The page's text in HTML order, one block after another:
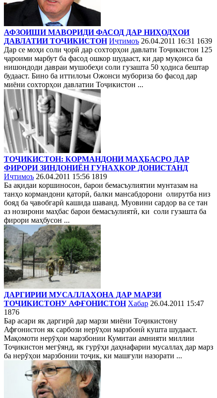
АФЗОИШИ МАВОРИДИ ФАСОД ДАР НИҲОДҲОИ
ДАВЛАТИИ ТОҶИКИСТОН Иҷтимоъ 26.04.2011 16:31 1639
Дар се моҳи соли ҷорӣ дар сохторҳои давлати Тоҷикистон 125
ҷароими марбут ба фасод ошкор шудааст, ки дар муқоиса ба
нишондоди давраи мушобеҳи соли гузашта 50 ҳодиса бештар
будааст. Бино ба иттилоъи Ожонси мубориза бо фасод дар
миёни сохторҳои давлатии Тоҷикистон ...
ТОҶИКИСТОН: КОРМАНДОНИ МАҲБАСРО ДАР
ФИРОРИ ЗИНДОНИЁН ГУНАҲКОР ДОНИСТАНД
Иҷтимоъ 26.04.2011 15:56 1819
Ба ақидаи коршиносон, барои бемасъулиятии мунтазам на
танҳо кормандони қаторӣ, балки мансабдорони олирутба низ
бояд ба ҷавобгарӣ кашида шаванд. Муовини сардор ва се тан
аз нозирони маҳбас барои бемасъулиятӣ, ки соли гузашта ба
фирори маҳбусон ...
ДАРГИРИИ МУСАЛЛАҲОНА ДАР МАРЗИ
ТОҶИКИСТОНУ АФҒОНИСТОН Хабар 26.04.2011 15:47
1876
Бар асари як даргирӣ дар марзи миёни Тоҷикистону
Афғонистон як сарбози нерӯҳои марзбонӣ кушта шудааст.
Мақомоти нерӯҳои марзбонии Кумитаи амнияти миллии
Тоҷикистон мегӯянд, як гурӯҳи даҳнафарии мусаллаҳ дар марз
ба нерӯҳои марзбонии тоҷик, ки машғули назорати ...